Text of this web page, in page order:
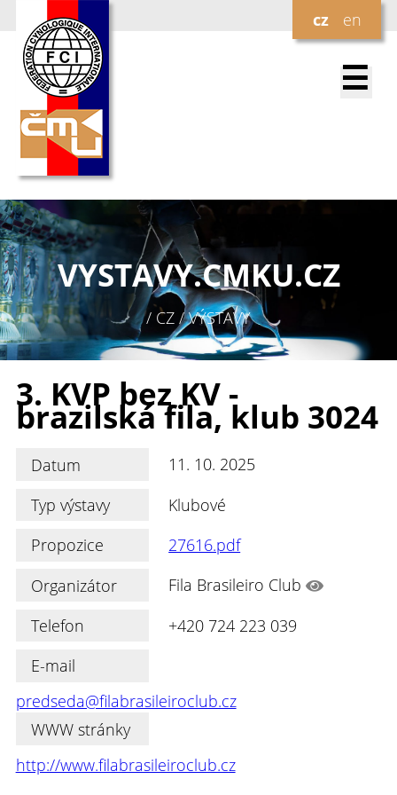
cz en
☰
VYSTAVY.CMKU.CZ
/ CZ / VÝSTAVY
3. KVP bez KV -
brazilská fila, klub 3024
Datum
11. 10. 2025
Typ výstavy
Klubové
Propozice
27616.pdf
Organizátor
Fila Brasileiro Club
Telefon
+420 724 223 039
E-mail
predseda@filabrasileiroclub.cz
WWW stránky
http://www.filabrasileiroclub.cz